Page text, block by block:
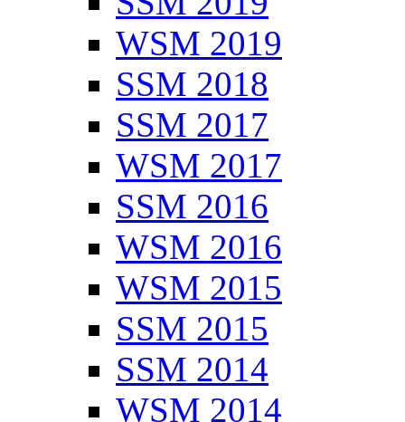
WSM 2019
SSM 2018
SSM 2017
WSM 2017
SSM 2016
WSM 2016
WSM 2015
SSM 2015
SSM 2014
WSM 2014